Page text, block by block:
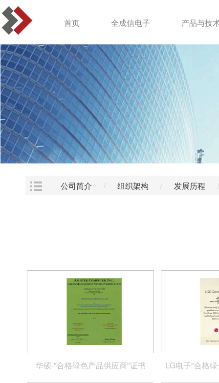
首页 全成信电子 产品与技
公司简介 / 组织架构 / 发展历程 /
华硕-"合格绿色产品供应商"证书 LG电子"合格